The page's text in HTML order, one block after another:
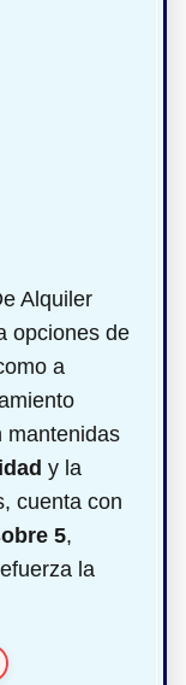
Alquiler
opciones de
a
mantenidas
y la
cuenta con
5,
la